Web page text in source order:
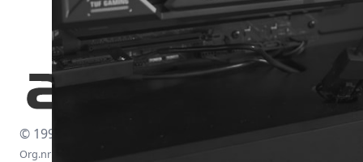
© 1997-2026
Org.nr: 556438-4260